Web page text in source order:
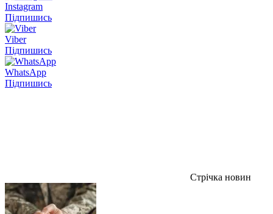
Instagram
Підпишись
Viber
Підпишись
WhatsApp
Підпишись
Стрічка новин